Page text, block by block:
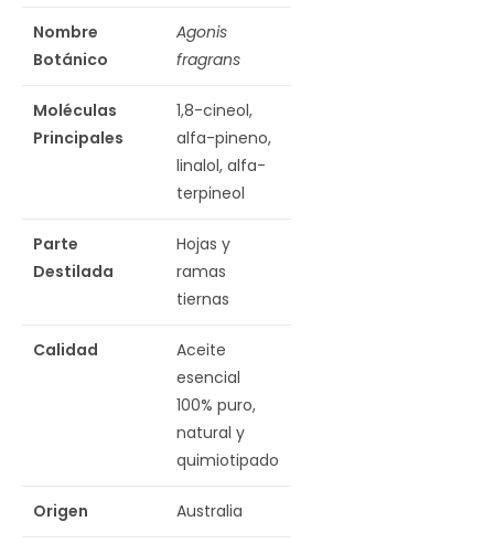
Nombre
Botánico
Agonis
fragrans
Moléculas
Principales
1,8-cineol,
alfa-pineno,
linalol, alfa-
terpineol
Parte
Destilada
Hojas y
ramas
tiernas
Calidad
Aceite
esencial
100% puro,
natural y
quimiotipado
Origen Australia